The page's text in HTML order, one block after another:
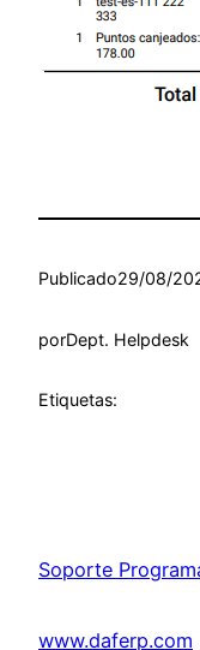
Publicado29/08/
porDept. Helpdesk
Etiquetas:
Soporte
www.daferp.com